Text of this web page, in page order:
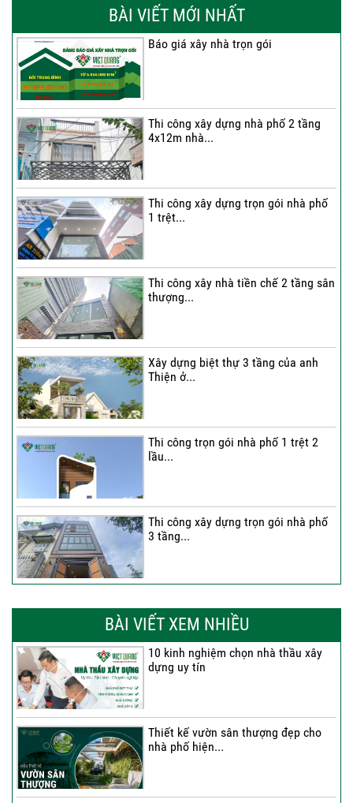
BÀI VIẾT MỚI NHẤT
Báo giá xây nhà trọn gói
Thi công xây dựng nhà phố 2 tầng
4x12m nhà...
Thi công xây dựng trọn gói nhà phố
1 trệt...
Thi công xây nhà tiền chế 2 tầng sân
thượng...
Xây dựng biệt thự 3 tầng của anh
Thiện ở...
Thi công trọn gói nhà phố 1 trệt 2
lầu...
Thi công xây dựng trọn gói nhà phố
3 tầng...
Anh...
BÀI VIẾT XEM NHIỀU
10 kinh nghiệm chọn nhà thầu xây
dựng uy tín
Thiết kế vườn sân thượng đẹp cho
nhà phố hiện...